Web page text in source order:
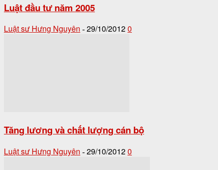
Luật đầu tư năm 2005
Luật sư Hưng Nguyên - 29/10/20120
Tăng lương và chất lượng cán bộ
Luật sư Hưng Nguyên - 29/10/20120